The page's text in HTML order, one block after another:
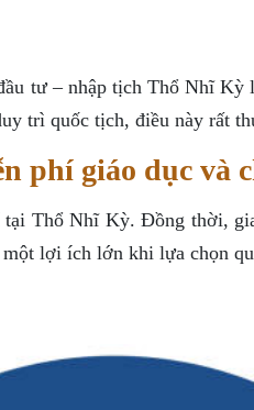
tư – nhập tịch Thổ Nhĩ Kỳ
trì quốc tịch, điều này rất
phí giáo dục và
Thổ Nhĩ Kỳ. Đồng thời,
lợi ích lớn khi lựa chọn